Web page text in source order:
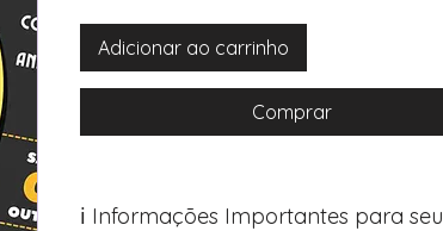
Adicionar ao carrinho
Comprar
ℹ️ Informações Importantes para seu